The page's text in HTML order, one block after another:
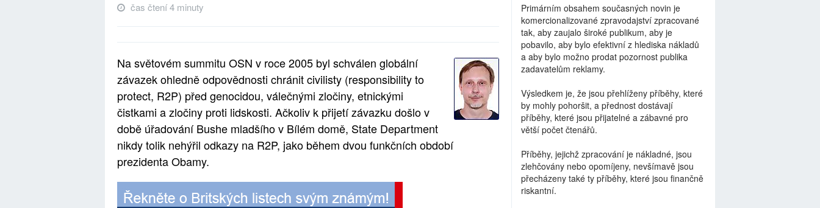
čas čtení 4 minuty
Na světovém summitu OSN v roce 2005 byl schválen globální
závazek ohledně odpovědnosti chránit civilisty (responsibility to
protect, R2P) před genocidou, válečnými zločiny, etnickými
čistkami a zločiny proti lidskosti. Ačkoliv k přijetí závazku došlo v
době úřadování Bushe mladšího v Bílém domě, State Department
nikdy tolik nehýřil odkazy na R2P, jako během dvou funkčních období
prezidenta Obamy.
Primárním obsahem současných novin je
komercionalizované zpravodajství zpracované
tak, aby zaujalo široké publikum, aby je
pobavilo, aby bylo efektivní z hlediska nákladů
a aby bylo možno prodat pozornost publika
zadavatelům reklamy.
Výsledkem je, že jsou přehlíženy příběhy, které
by mohly pohoršit, a přednost dostávají
příběhy, které jsou přijatelné a zábavné pro
větší počet čtenářů.
Příběhy, jejichž zpracování je nákladné, jsou
zlehčovány nebo opomíjeny, nevšímavě jsou
přecházeny také ty příběhy, které jsou finančně
riskantní.